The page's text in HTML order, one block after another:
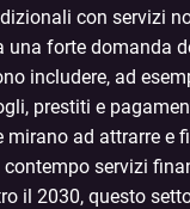
con servizi
una forte domanda
includere, ad
prestiti e
mirano ad attrarre e
servizi
il 2030, questo